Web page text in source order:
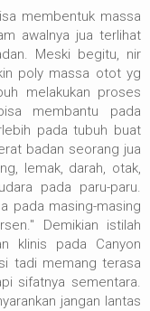
membentuk massa
awalnya jua terlihat
Meski begitu, nir
poly massa otot yg
melakukan proses
membantu pada
pada tubuh buat
badan seorang jua
lemak, darah, otak,
pada paru-paru.
pada masing-masing
Demikian istilah
klinis pada Canyon
tadi memang terasa
sifatnya sementara.
jangan lantas